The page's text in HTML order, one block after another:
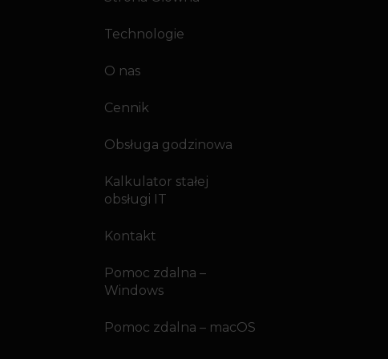
Technologie
O nas
Cennik
Obsługa godzinowa
Kalkulator stałej
obsługi IT
Kontakt
Pomoc zdalna –
Windows
Pomoc zdalna – macOS